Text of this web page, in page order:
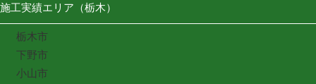
施工実績エリア（栃木）
栃木市
下野市
小山市